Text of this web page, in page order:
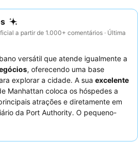
a partir de 1.000+ comentários · Última
versátil que atende igualmente a
, oferecendo uma base
explorar a cidade. A sua excelente
Manhattan coloca os hóspedes a
atrações e diretamente em
da Port Authority. O pequeno-
um ótimo começo para dias